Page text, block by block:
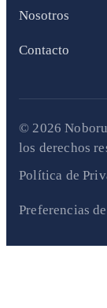
Nosotros
Contacto
© 2026
los derechos
Política de
Preferencias